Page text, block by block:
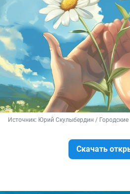
Источник: Юрий Скулыбердин / Городские
Скачать